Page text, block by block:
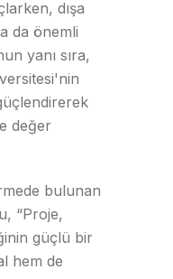
dışa
da önemli
yanı sıra,
değer
bulunan
“Proje,
güçlü bir
hem de